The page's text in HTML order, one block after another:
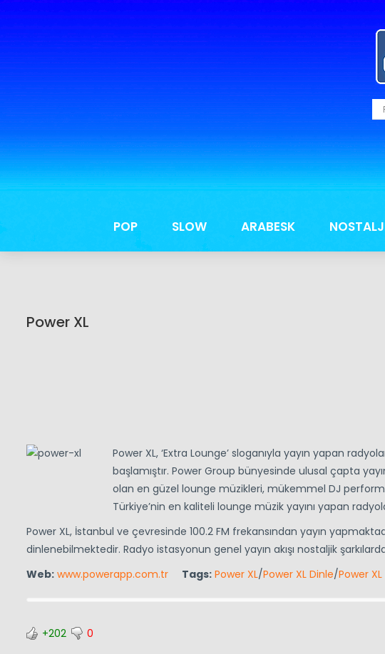
POP SLOW ARABESK
Power XL
Power XL, ‘Extra Lounge’ sloganıyla yayın yapan
başlamıştır. Power Group bünyesinde ulusal çapta
olan en güzel lounge müzikleri, mükemmel DJ
Türkiye’nin en kaliteli lounge müzik yayını yapan
Power XL, İstanbul ve çevresinde 100.2 FM frekansından yayın
dinlenebilmektedir. Radyo istasyonun genel yayın akışı nostaljik
Web: www.powerapp.com.tr Tags: Power XL/Power XL Dinle/Power XL
+202 0